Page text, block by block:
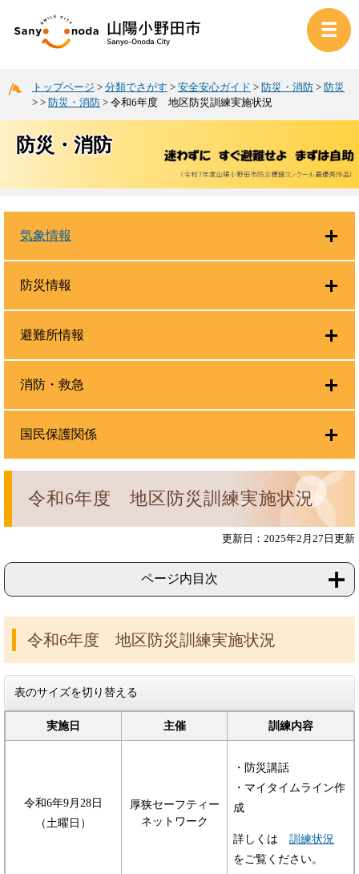
トップページ > 分類でさがす > 安全安心ガイド > 防災・消防 > 防災
> > 防災・消防 > 令和6年度 地区防災訓練実施状況
防災・消防
令和6年度 地区防災訓練実施状況
更新日：2025年2月27日更新
ページ内目次
令和6年度 地区防災訓練実施状況
表のサイズを切り替える
実施日 主催 訓練内容
令和6年9月28日
（土曜日）
厚狭セーフティー
ネットワーク
・防災講話
・マイタイムライン作
成
詳しくは 訓練状況
をご覧ください。
気象情報
防災情報
避難所情報
消防・救急
国民保護関係